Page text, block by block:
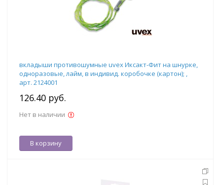
вкладыши противошумные uvex Иксакт-Фит на шнурке,
одноразовые, лайм, в индивид. коробочке (картон); ,
арт. 2124001
126.40 руб.
Нет в наличии
В корзину